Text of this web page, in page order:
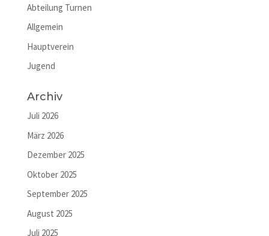
Abteilung Turnen
Allgemein
Hauptverein
Jugend
Archiv
Juli 2026
März 2026
Dezember 2025
Oktober 2025
September 2025
August 2025
Juli 2025